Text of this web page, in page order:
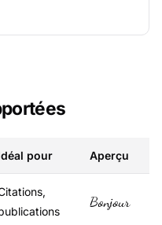
pour Aperçu
Bonjour